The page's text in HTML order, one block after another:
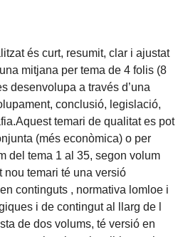
és curt, resumit, clar i ajustat
mitjana per tema de 4 folis (8
desenvolupa a través d’una
conclusió, legislació,
Aquest temari de qualitat es pot
(més econòmica) o per
del tema 1 al 35, segon volum
nou temari té una versió
continguts , normativa lomloe i
i de contingut al llarg de l
de dos volums, té versió en